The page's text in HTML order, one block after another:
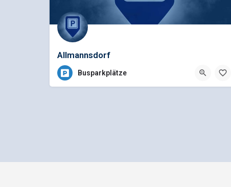
Allmannsdorf
Busparkplätze